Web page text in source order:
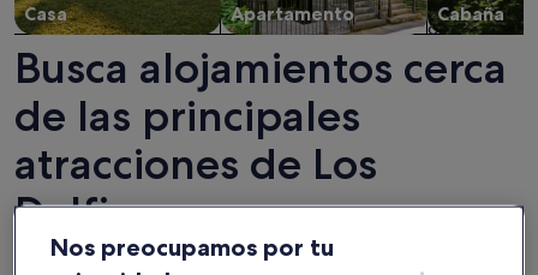
Casa Apartamento Cabaña
Busca alojamientos cerca
de las principales
atracciones de Los
Delfines
Nos preocupamos por tu